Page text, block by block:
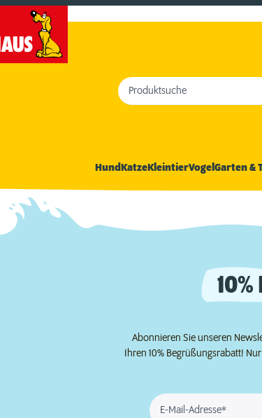
Produktsuche
HundKatzeKleintierVogel Garten &
Abonnieren Sie unseren
Ihren 10% Begrüßungsrabatt!
E-Mail-Adresse*